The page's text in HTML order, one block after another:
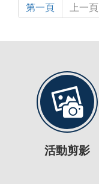
第一頁 上一頁
活動剪影